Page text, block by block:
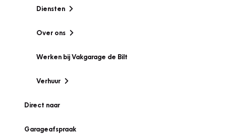
Diensten
Over ons
Werken bij Vakgarage de Bilt
Verhuur
Direct naar
Garageafspraak